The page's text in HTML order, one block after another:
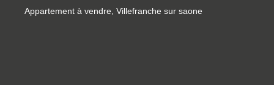
Appartement à vendre, Villefranche sur saone